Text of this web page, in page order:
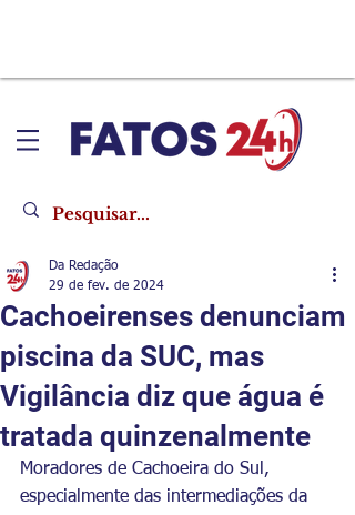
Cachoeirenses denunciam
piscina da SUC, mas
Vigilância diz que água é
tratada quinzenalmente
Da Redação
29 de fev. de 2024
Moradores de Cachoeira do Sul,
especialmente das intermediações da